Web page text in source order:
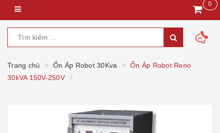
0
Trang chủ Ổn Áp Robot 30Kva
Ổn Áp Robot Reno
30kVA 150V-250V